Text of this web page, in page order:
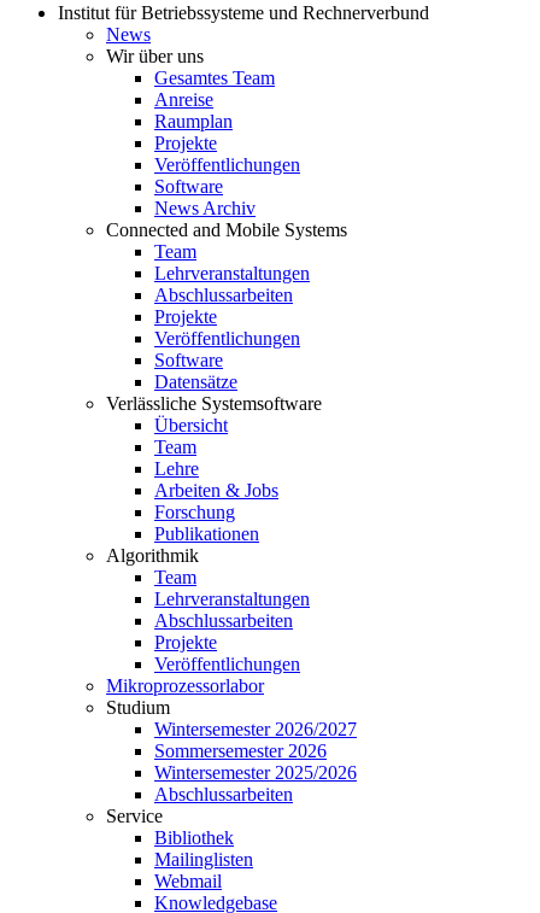
Institut für Betriebssysteme und Rechnerverbund
News
Wir über uns
Gesamtes Team
Anreise
Raumplan
Projekte
Veröffentlichungen
Software
News Archiv
Connected and Mobile Systems
Team
Lehrveranstaltungen
Abschlussarbeiten
Projekte
Veröffentlichungen
Software
Datensätze
Verlässliche Systemsoftware
Übersicht
Team
Lehre
Arbeiten & Jobs
Forschung
Publikationen
Algorithmik
Team
Lehrveranstaltungen
Abschlussarbeiten
Projekte
Veröffentlichungen
Mikroprozessorlabor
Studium
Wintersemester 2026/2027
Sommersemester 2026
Wintersemester 2025/2026
Abschlussarbeiten
Service
Bibliothek
Mailinglisten
Webmail
Knowledgebase